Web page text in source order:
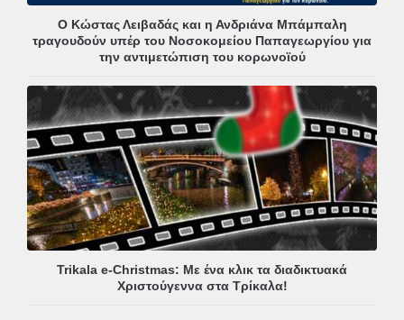
Ο Κώστας Λειβαδάς και η Ανδριάνα Μπάμπαλη
τραγουδούν υπέρ του Νοσοκομείου Παπαγεωργίου για
την αντιμετώπιση του κορωνοϊού
Trikala e-Christmas: Με ένα κλικ τα διαδικτυακά
Χριστούγεννα στα Τρίκαλα!